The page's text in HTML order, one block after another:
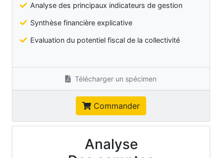
Analyse des principaux indicateurs de gestion
Synthèse financière explicative
Evaluation du potentiel fiscal de la collectivité
Télécharger un spécimen
Commander
Analyse